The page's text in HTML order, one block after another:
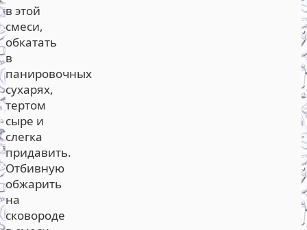
в этой
смеси,
обкатать
в
панировочных
сухарях,
тертом
сыре и
слегка
придавить.
Отбивную
обжарить
на
сковороде